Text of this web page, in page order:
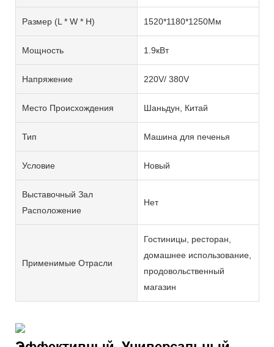
Размер (L * W * H) 1520*1180*1250Мм
Мощность 1.9кВт
Напряжение 220V/ 380V
Место Происхождения Шаньдун, Китай
Тип Машина для печенья
Условие Новый
Выставочный Зал
Расположение
Нет
Применимые Отрасли
Гостиницы, ресторан,
домашнее использование,
продовольственный
магазин